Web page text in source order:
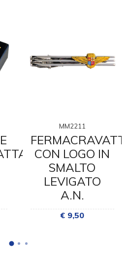
MM2211
CON LOGO IN
SMALTO
LEVIGATO
A.N.
€ 9,50